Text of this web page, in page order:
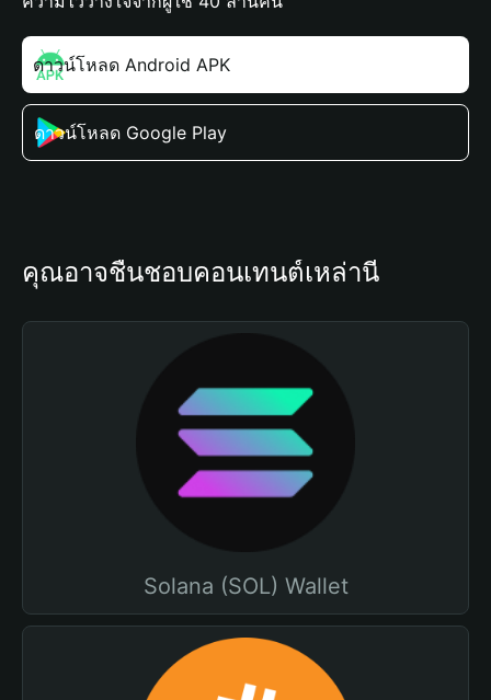
ดาวน์โหลด Android APK
ดาวน์โหลด Google Play
คุณอาจชื่นชอบคอนเทนต์เหล่านี้
Solana (SOL) Wallet